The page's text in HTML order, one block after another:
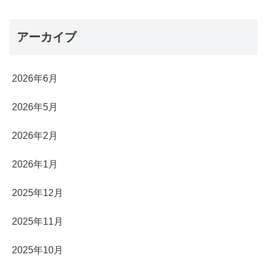
アーカイブ
2026年6月
2026年5月
2026年2月
2026年1月
2025年12月
2025年11月
2025年10月